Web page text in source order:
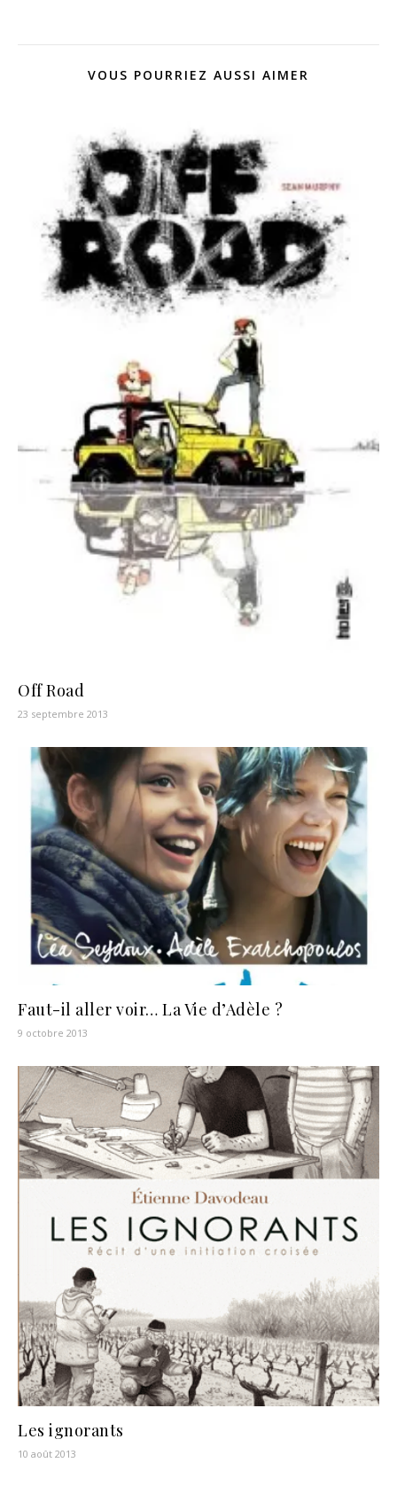
VOUS POURRIEZ AUSSI AIMER
Off Road
23 septembre 2013
Faut-il aller voir… La Vie d’Adèle ?
9 octobre 2013
Les ignorants
10 août 2013